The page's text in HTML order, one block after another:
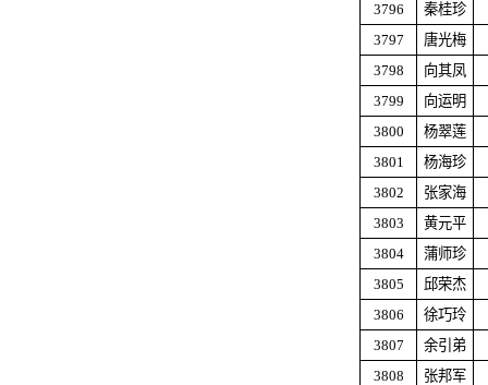
3796
秦桂珍
3797
唐光梅
3798
向其凤
3799
向运明
3800
杨翠莲
3801
杨海珍
3802
张家海
3803
黄元平
3804
蒲师珍
3805
邱荣杰
3806
徐巧玲
3807
余引弟
3808
张邦军